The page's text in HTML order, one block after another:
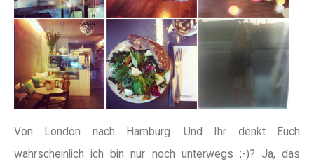
Von London nach Hamburg. Und Ihr denkt Euch
wahrscheinlich ich bin nur noch unterwegs ;-)? Ja, das